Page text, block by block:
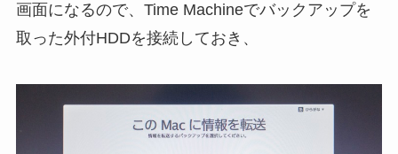
画面になるので、Time Machineでバックアップを
取った外付HDDを接続しておき、